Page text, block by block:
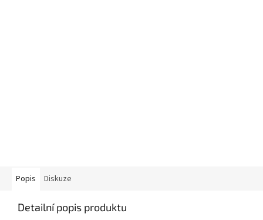
Popis Diskuze
Detailní popis produktu